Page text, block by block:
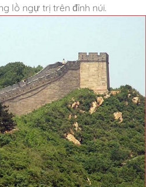
lồ ngự trị trên đỉnh núi.